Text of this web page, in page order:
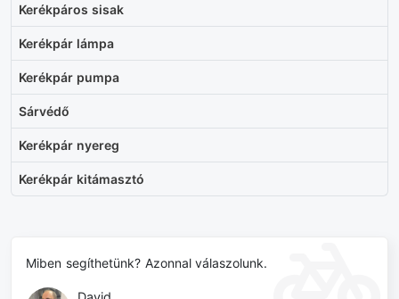
Kerékpáros sisak
Kerékpár lámpa
Kerékpár pumpa
Sárvédő
Kerékpár nyereg
Kerékpár kitámasztó
Miben segíthetünk? Azonnal válaszolunk.